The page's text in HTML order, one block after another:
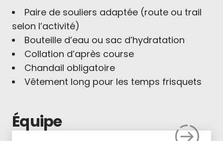
Paire de souliers adaptée (route ou trail
selon l’activité)
Bouteille d’eau ou sac d’hydratation
Collation d’après course
Chandail obligatoire
Vêtement long pour les temps frisquets
Équipe